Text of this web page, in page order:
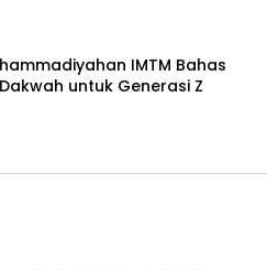
IMTM Bahas
untuk Generasi Z